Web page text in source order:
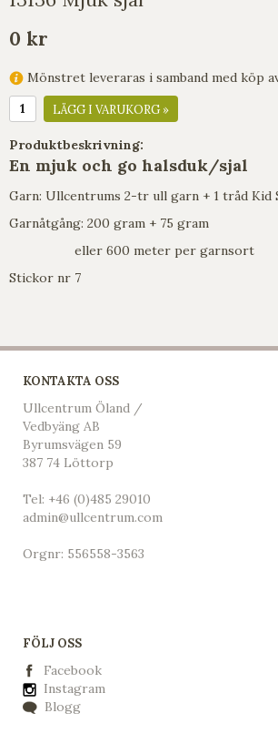
0 kr
Mönstret leveraras i samband med köp
LÄGG I VARUKORG »
Produktbeskrivning:
En mjuk och go halsduk/sjal
Garn: Ullcentrums 2-tr ull garn + 1 tråd Kid
Garnåtgång: 200 gram + 75 gram
eller 600 meter per garnsort
Stickor nr 7
KONTAKTA OSS
Ullcentrum Öland /
Vedbyäng AB
Byrumsvägen 59
387 74 Löttorp
Tel: +46 (0)485 29010
admin@ullcentrum.com
Orgnr: 556558-3563
FÖLJ OSS
Facebook
Instagram
Blogg